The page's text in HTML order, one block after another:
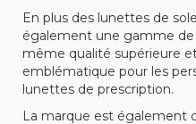
En plus des lunettes de
également une gamme
même qualité supérieure
emblématique pour les
lunettes de prescription.
La marque est également